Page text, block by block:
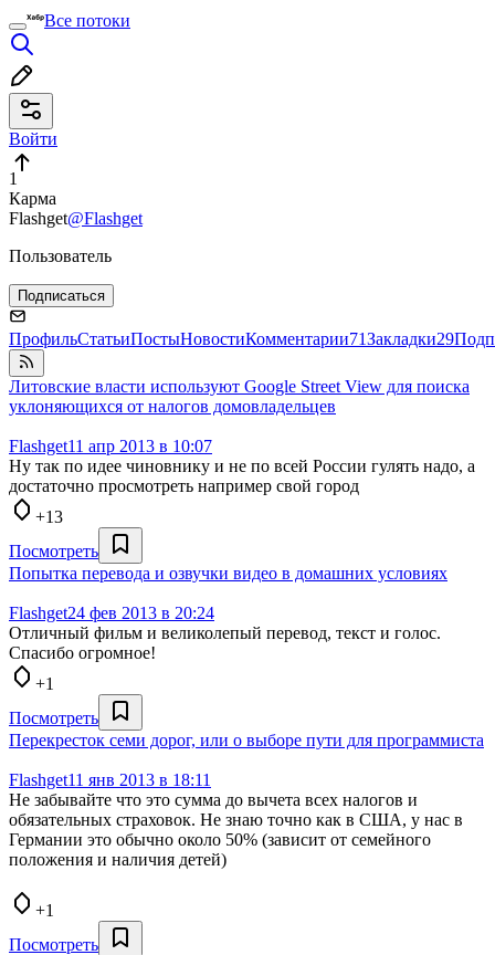
Все потоки
Войти
1
Карма
Flashget@Flashget
Пользователь
Подписаться
ПрофильСтатьиПостыНовостиКомментарии71Закладки29
Литовские власти используют Google Street View для поиска
уклоняющихся от налогов домовладельцев
Flashget11 апр 2013 в 10:07
Ну так по идее чиновнику и не по всей России гулять надо, а
достаточно просмотреть например свой город
+13
Посмотреть
Попытка перевода и озвучки видео в домашних условиях
Flashget24 фев 2013 в 20:24
Отличный фильм и великолепый перевод, текст и голос.
Спасибо огромное!
+1
Посмотреть
Перекресток семи дорог, или о выборе пути для программиста
Flashget11 янв 2013 в 18:11
Не забывайте что это сумма до вычета всех налогов и
обязательных страховок. Не знаю точно как в США, у нас в
Германии это обычно около 50% (зависит от семейного
положения и наличия детей)
+1
Посмотреть